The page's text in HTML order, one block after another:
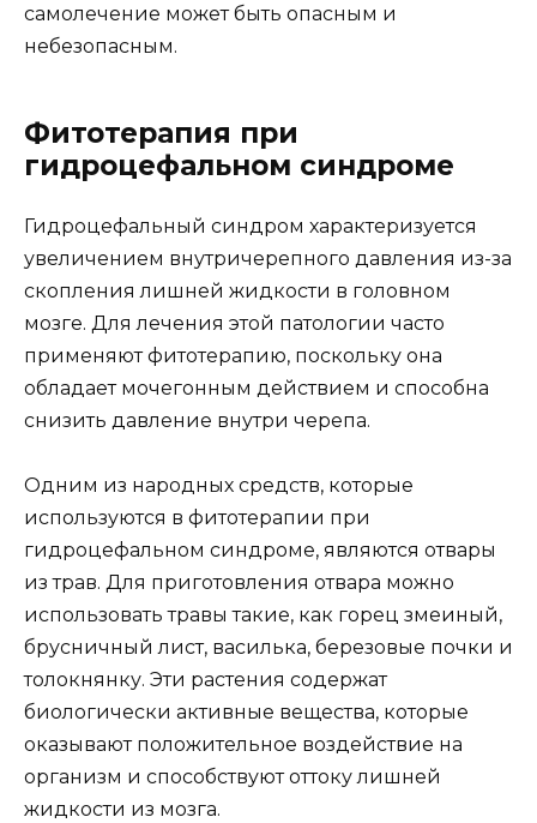
самолечение может быть опасным и
небезопасным.
Фитотерапия при
гидроцефальном синдроме
Гидроцефальный синдром характеризуется
увеличением внутричерепного давления из-за
скопления лишней жидкости в головном
мозге. Для лечения этой патологии часто
применяют фитотерапию, поскольку она
обладает мочегонным действием и способна
снизить давление внутри черепа.
Одним из народных средств, которые
используются в фитотерапии при
гидроцефальном синдроме, являются отвары
из трав. Для приготовления отвара можно
использовать травы такие, как горец змеиный,
брусничный лист, василька, березовые почки и
толокнянку. Эти растения содержат
биологически активные вещества, которые
оказывают положительное воздействие на
организм и способствуют оттоку лишней
жидкости из мозга.